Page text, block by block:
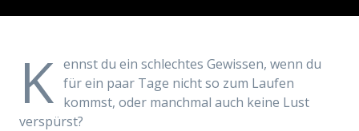
K ennst du ein schlechtes Gewissen, wenn du
für ein paar Tage nicht so zum Laufen
kommst, oder manchmal auch keine Lust
verspürst?